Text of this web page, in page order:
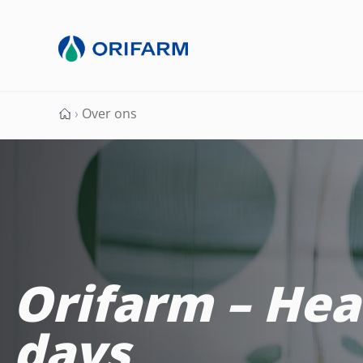
Voorpagina
› Over ons
Orifarm –